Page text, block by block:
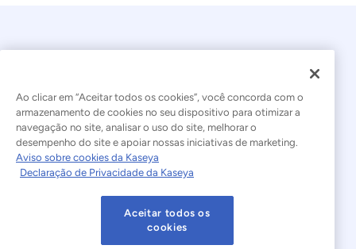
© 2026 Kaseya. Todos os direitos reservados.
Português Brasileiro
Declaração sobre a Escravidão Moderna
Termos de Uso do Site Declaração de Privacidade
Ao clicar em “Aceitar todos os cookies”, você concorda com o
armazenamento de cookies no seu dispositivo para otimizar a
navegação no site, analisar o uso do site, melhorar o
desempenho do site e apoiar nossas iniciativas de marketing.
Aviso sobre cookies da Kaseya
Declaração de Privacidade da Kaseya
Aceitar todos os
cookies